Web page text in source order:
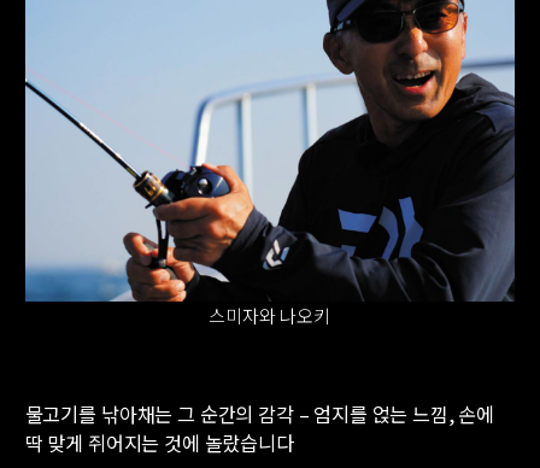
스미자와 나오키
물고기를 낚아채는 그 순간의 감각 – 엄지를 얹는 느낌, 손에
딱 맞게 쥐어지는 것에 놀랐습니다